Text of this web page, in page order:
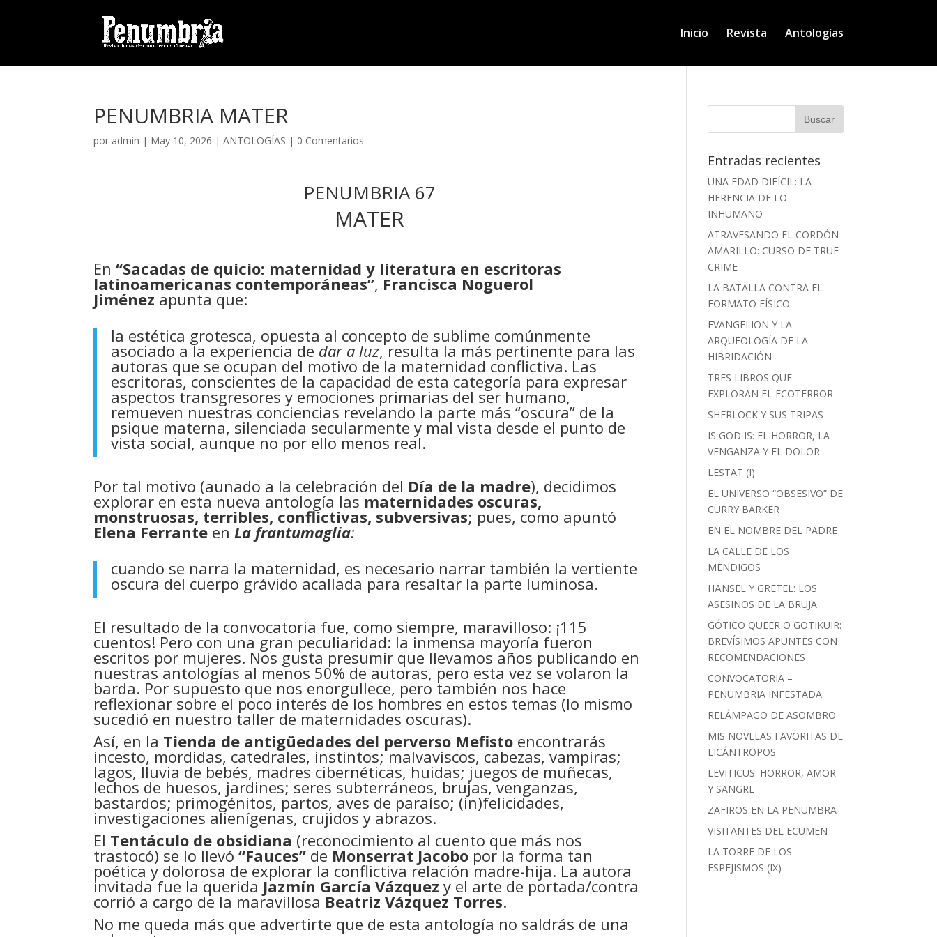
Inicio Revista Antologías
PENUMBRIA MATER
por admin | May 10, 2026 |ANTOLOGÍAS | 0 Comentarios
PENUMBRIA 67
MATER
En“Sacadas de quicio: maternidad y literatura en escritoras
latinoamericanas contemporáneas”, Francisca Noguerol
Jiménez apunta que:
la estética grotesca, opuesta al concepto de sublime comúnmente
asociado a la experiencia de dar a luz, resulta la más pertinente para las
autoras que se ocupan del motivo de la maternidad conflictiva. Las
escritoras, conscientes de la capacidad de esta categoría para expresar
aspectos transgresores y emociones primarias del ser humano,
remueven nuestras conciencias revelando la parte más “oscura” de la
psique materna, silenciada secularmente y mal vista desde el punto de
vista social, aunque no por ello menos real.
Por tal motivo (aunado a la celebración del Día de la madre), decidimos
explorar en esta nueva antología las maternidades oscuras,
monstruosas, terribles, conflictivas, subversivas; pues, como apuntó
Elena Ferrante enLa frantumaglia:
cuando se narra la maternidad, es necesario narrar también la vertiente
oscura del cuerpo grávido acallada para resaltar la parte luminosa.
El resultado de la convocatoria fue, como siempre, maravilloso: ¡115
cuentos! Pero con una gran peculiaridad: la inmensa mayoría fueron
escritos por mujeres. Nos gusta presumir que llevamos años publicando en
nuestras antologías al menos 50% de autoras, pero esta vez se volaron la
barda. Por supuesto que nos enorgullece, pero también nos hace
reflexionar sobre el poco interés de los hombres en estos temas (lo mismo
sucedió en nuestro taller de maternidades oscuras).
Así, en la Tienda de antigüedades del perverso Mefisto encontrarás
incesto, mordidas, catedrales, instintos; malvaviscos, cabezas, vampiras;
lagos, lluvia de bebés, madres cibernéticas, huidas; juegos de muñecas,
lechos de huesos, jardines; seres subterráneos, brujas, venganzas,
bastardos; primogénitos, partos, aves de paraíso; (in)felicidades,
investigaciones alienígenas, crujidos y abrazos.
El Tentáculo de obsidiana (reconocimiento al cuento que más nos
trastocó) se lo llevó“Fauces” de Monserrat Jacobo por la forma tan
poética y dolorosa de explorar la conflictiva relación madre-hija. La autora
invitada fue la querida Jazmín García Vázquez y el arte de portada/contra
corrió a cargo de la maravillosa Beatriz Vázquez Torres.
No me queda más que advertirte que de esta antología no saldrás de una
Entradas recientes
UNA EDAD DIFÍCIL: LA
HERENCIA DE LO
INHUMANO
ATRAVESANDO EL CORDÓN
AMARILLO: CURSO DE TRUE
CRIME
LA BATALLA CONTRA EL
FORMATO FÍSICO
EVANGELION Y LA
ARQUEOLOGÍA DE LA
HIBRIDACIÓN
TRES LIBROS QUE
EXPLORAN EL ECOTERROR
SHERLOCK Y SUS TRIPAS
IS GOD IS: EL HORROR, LA
VENGANZA Y EL DOLOR
LESTAT (I)
EL UNIVERSO “OBSESIVO” DE
CURRY BARKER
EN EL NOMBRE DEL PADRE
LA CALLE DE LOS
MENDIGOS
HÄNSEL Y GRETEL: LOS
ASESINOS DE LA BRUJA
GÓTICO QUEER O GOTIKUIR:
BREVÍSIMOS APUNTES CON
RECOMENDACIONES
CONVOCATORIA –
PENUMBRIA INFESTADA
RELÁMPAGO DE ASOMBRO
MIS NOVELAS FAVORITAS DE
LICÁNTROPOS
LEVITICUS: HORROR, AMOR
Y SANGRE
ZAFIROS EN LA PENUMBRA
VISITANTES DEL ECUMEN
LA TORRE DE LOS
ESPEJISMOS (IX)